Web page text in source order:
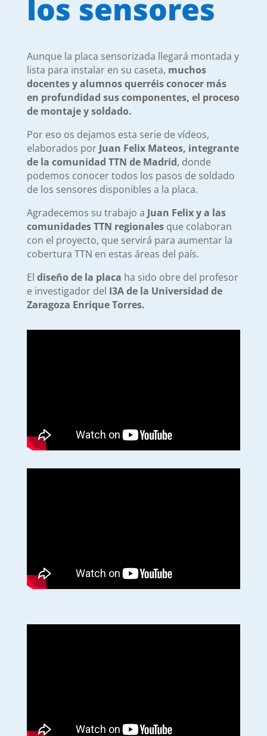
los sensores
Aunque la placa sensorizada llegará montada y
lista para instalar en su caseta, muchos
docentes y alumnos querréis conocer más
en profundidad sus componentes, el proceso
de montaje y soldado.
Por eso os dejamos esta serie de vídeos,
elaborados por Juan Felix Mateos, integrante
de la comunidad TTN de Madrid, donde
podemos conocer todos los pasos de soldado
de los sensores disponibles a la placa.
Agradecemos su trabajo a Juan Felix y a las
comunidades TTN regionalesque colaboran
con el proyecto, que servirá para aumentar la
cobertura TTN en estas áreas del país.
El diseño de la placa ha sido obre del profesor
e investigador del I3A de la Universidad de
Zaragoza Enrique Torres.